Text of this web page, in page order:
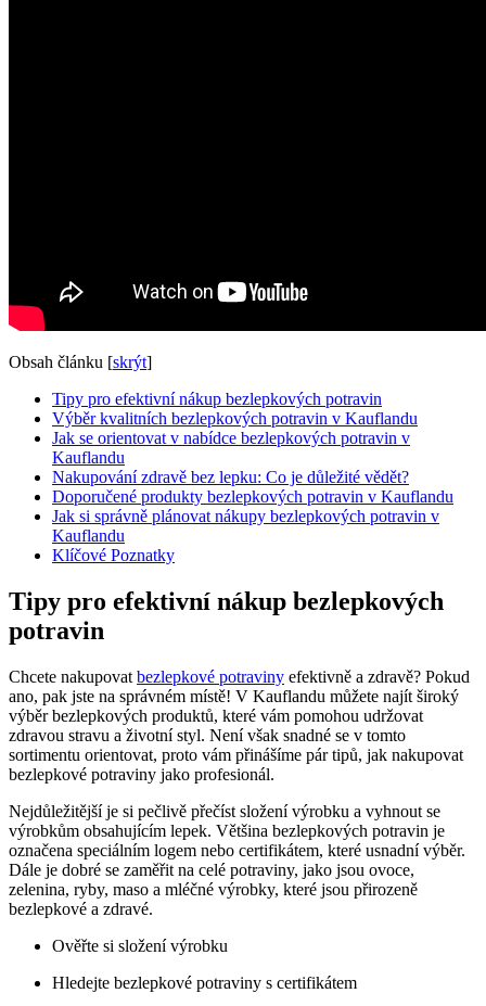
Obsah článku [skrýt]
Tipy pro‌ efektivní nákup‌ bezlepkových potravin
Výběr‌ kvalitních bezlepkových‍ potravin v​ Kauflandu
Jak ‍se orientovat v nabídce bezlepkových potravin v‌
Kauflandu
Nakupování zdravě bez lepku: Co je důležité vědět?
Doporučené ⁣produkty bezlepkových potravin v Kauflandu
Jak si správně plánovat nákupy bezlepkových ‌potravin v
Kauflandu
Klíčové Poznatky
Tipy pro‌ efektivní nákup‌ bezlepkových
potravin
Chcete nakupovat bezlepkové potraviny efektivně a zdravě? Pokud
ano, pak jste na ‍správném místě!‍ V Kauflandu ​můžete najít široký
‌výběr ⁤bezlepkových produktů, které vám pomohou udržovat
zdravou stravu⁢ a životní styl.⁢ Není však snadné⁢ se v tomto
sortimentu orientovat,⁤ proto ⁢vám přinášíme pár tipů, jak nakupovat
⁣bezlepkové potraviny jako ‍profesionál.
Nejdůležitější je si pečlivě přečíst ‍složení výrobku a ⁢vyhnout ⁣se
výrobkům ⁢obsahujícím lepek. ⁣Většina bezlepkových potravin je
označena speciálním‍ logem ‍nebo​ certifikátem, ​které usnadní výběr.⁢
Dále je dobré se zaměřit na⁢ celé⁣ potraviny, ‌jako⁢ jsou ovoce,
zelenina, ryby, maso a ⁢mléčné výrobky, které jsou přirozeně
bezlepkové a zdravé.
Ověřte si složení ⁢výrobku
Hledejte bezlepkové potraviny ​s ⁤certifikátem